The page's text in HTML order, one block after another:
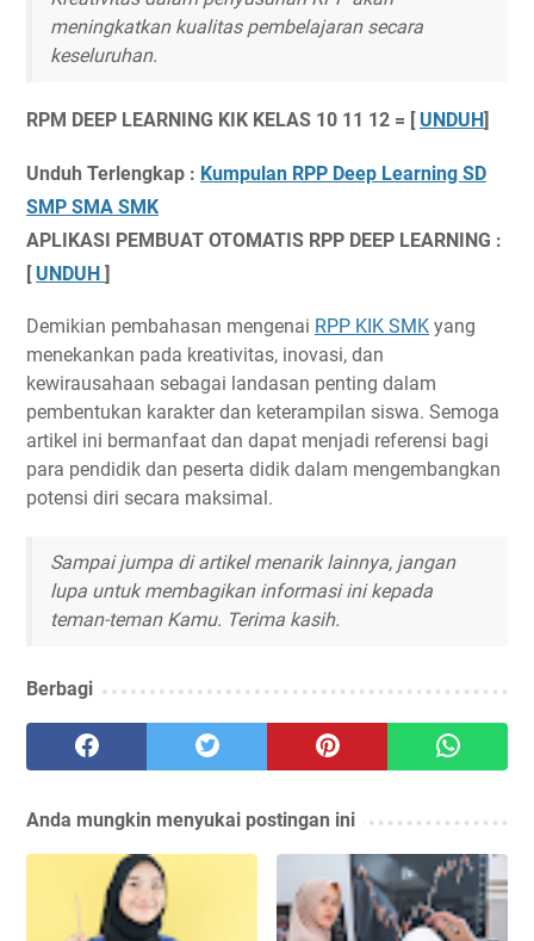
meningkatkan kualitas pembelajaran secara
keseluruhan.
RPM DEEP LEARNING KIK KELAS 10 11 12 = [ UNDUH]
Unduh Terlengkap : Kumpulan RPP Deep Learning SD
SMP SMA SMK
APLIKASI PEMBUAT OTOMATIS RPP DEEP LEARNING :
[ UNDUH ]
Demikian pembahasan mengenai RPP KIK SMK yang
menekankan pada kreativitas, inovasi, dan
kewirausahaan sebagai landasan penting dalam
pembentukan karakter dan keterampilan siswa. Semoga
artikel ini bermanfaat dan dapat menjadi referensi bagi
para pendidik dan peserta didik dalam mengembangkan
potensi diri secara maksimal.
Sampai jumpa di artikel menarik lainnya, jangan
lupa untuk membagikan informasi ini kepada
teman-teman Kamu. Terima kasih.
Berbagi
Anda mungkin menyukai postingan ini